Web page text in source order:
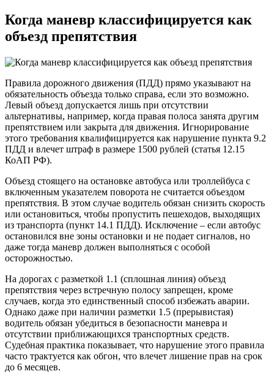
Когда маневр классифицируется как
объезд препятствия
Правила дорожного движения (ПДД) прямо указывают на
обязательность объезда только справа, если это возможно.
Левый объезд допускается лишь при отсутствии
альтернативы, например, когда правая полоса занята другим
препятствием или закрыта для движения. Игнорирование
этого требования квалифицируется как нарушение пункта 9.2
ПДД и влечет штраф в размере 1500 рублей (статья 12.15
КоАП РФ).
Объезд стоящего на остановке автобуса или троллейбуса с
включенным указателем поворота не считается объездом
препятствия. В этом случае водитель обязан снизить скорость
или остановиться, чтобы пропустить пешеходов, выходящих
из транспорта (пункт 14.1 ПДД). Исключение – если автобус
остановился вне зоны остановки и не подает сигналов, но
даже тогда маневр должен выполняться с особой
осторожностью.
На дорогах с разметкой 1.1 (сплошная линия) объезд
препятствия через встречную полосу запрещен, кроме
случаев, когда это единственный способ избежать аварии.
Однако даже при наличии разметки 1.5 (прерывистая)
водитель обязан убедиться в безопасности маневра и
отсутствии приближающихся транспортных средств.
Судебная практика показывает, что нарушение этого правила
часто трактуется как обгон, что влечет лишение прав на срок
до 6 месяцев.